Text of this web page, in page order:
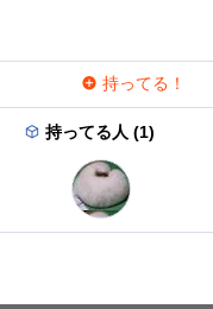
持ってる！
持ってる人 (1)